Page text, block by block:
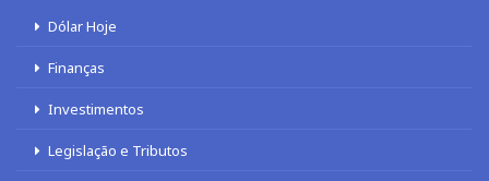
Dólar Hoje
Finanças
Investimentos
Legislação e Tributos